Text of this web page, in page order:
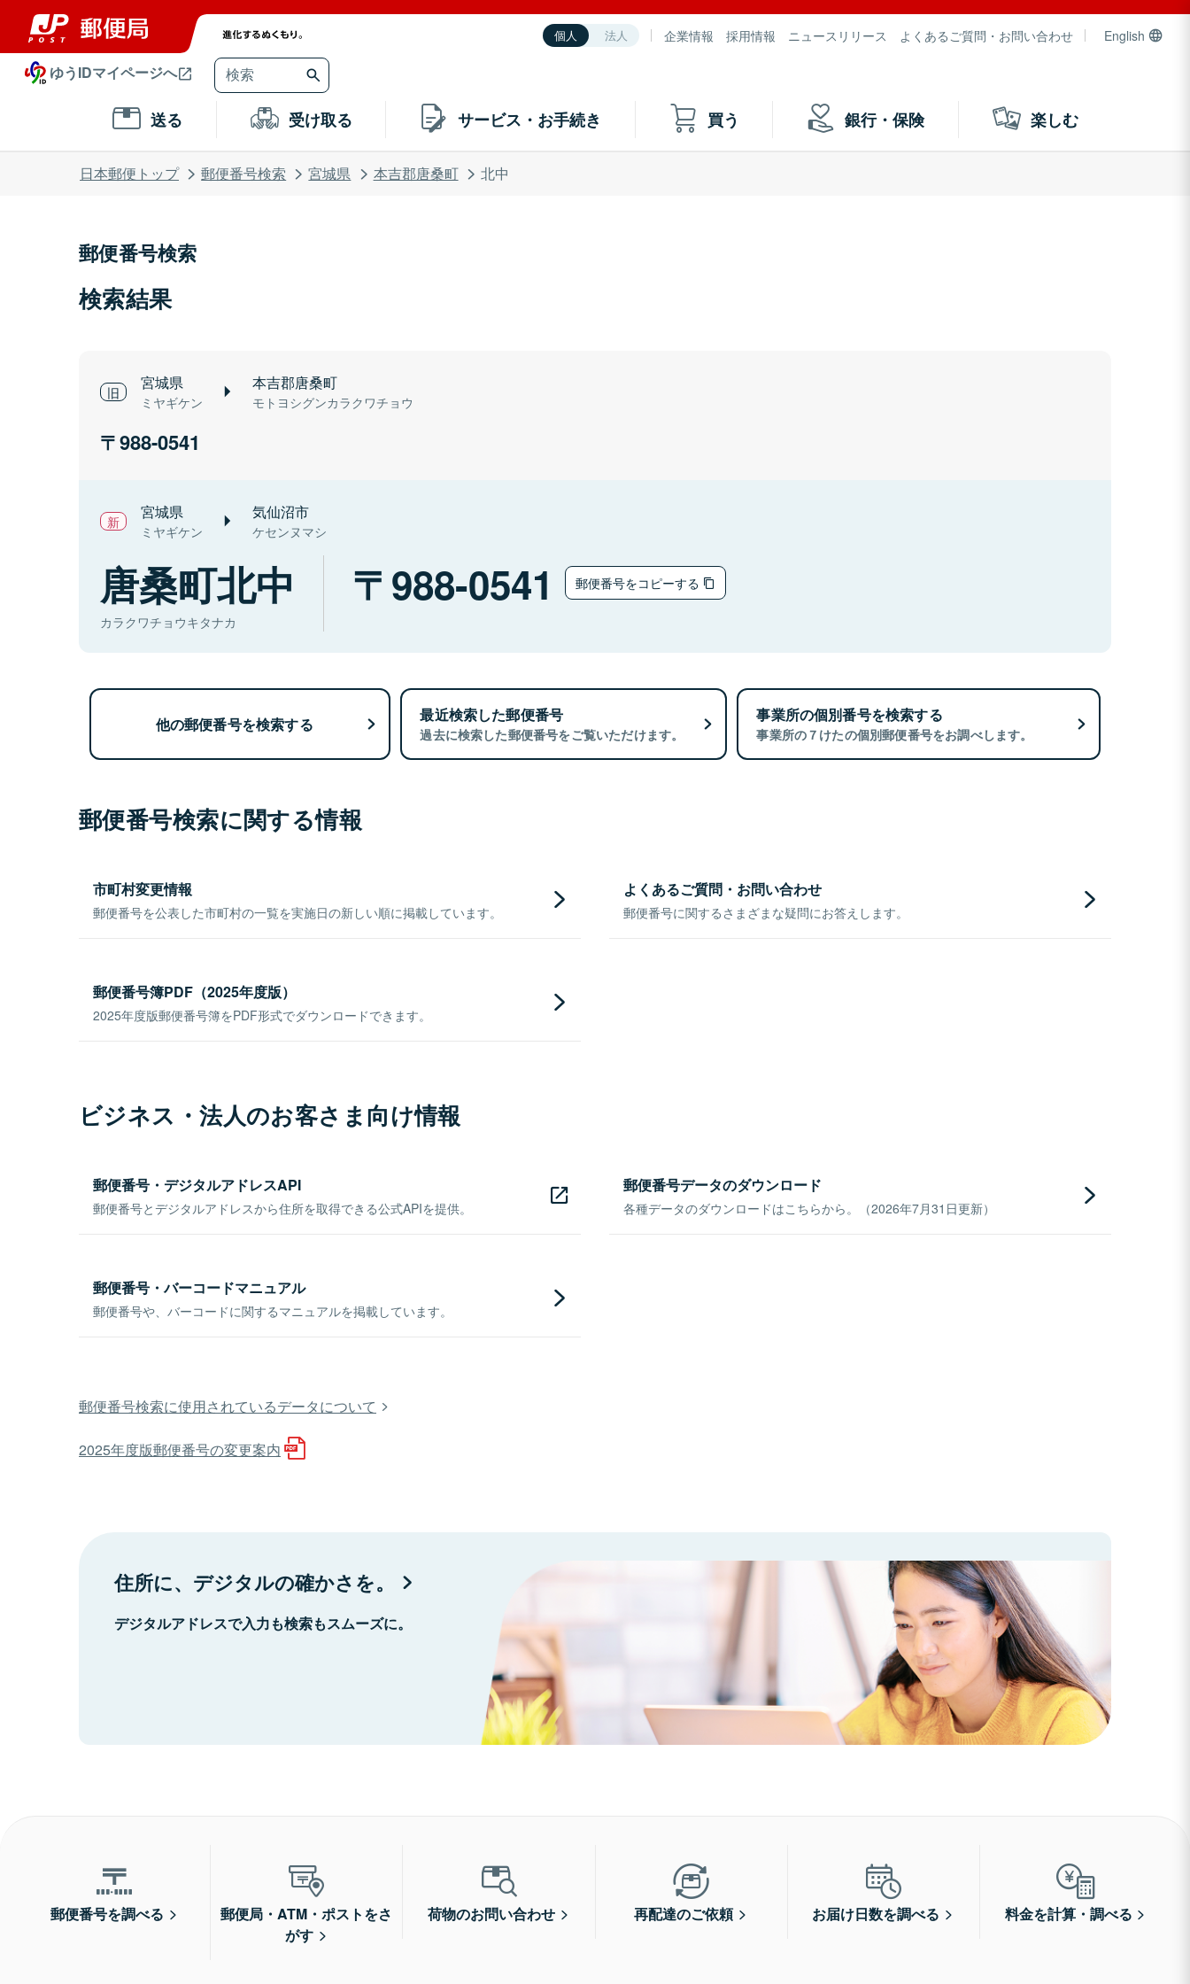
個人 法人 企業情報 採用情報 ニュースリリース よくあるご質問・お問い合わせ English
ゆうIDマイページへ
送る 受け取る サービス・お手続き 買う 銀行・保険 楽しむ
日本郵便トップ 郵便番号検索 宮城県 本吉郡唐桑町 北中
郵便番号検索
検索結果
宮城県
ミヤギケン
本吉郡唐桑町
モトヨシグンカラクワチョウ
988-0541
宮城県
ミヤギケン
気仙沼市
ケセンヌマシ
唐桑町北中
カラクワチョウキタナカ
988-0541 郵便番号をコピーする
他の郵便番号を検索する 最近検索した郵便番号
過去に検索した郵便番号をご覧いただけます。
事業所の個別番号を検索する
事業所の７けたの個別郵便番号をお調べします。
郵便番号検索に関する情報
市町村変更情報
郵便番号を公表した市町村の一覧を実施日の新しい順に掲載しています。
よくあるご質問・お問い合わせ
郵便番号に関するさまざまな疑問にお答えします。
郵便番号簿PDF（2025年度版）
2025年度版郵便番号簿をPDF形式でダウンロードできます。
ビジネス・法人のお客さま向け情報
郵便番号・デジタルアドレスAPI
郵便番号とデジタルアドレスから住所を取得できる公式APIを提供。
郵便番号データのダウンロード
各種データのダウンロードはこちらから。（2026年7月31日更新）
郵便番号・バーコードマニュアル
郵便番号や、バーコードに関するマニュアルを掲載しています。
郵便番号検索に使用されているデータについて
2025年度版郵便番号の変更案内
住所に、デジタルの確かさを。
デジタルアドレスで入力も検索もスムーズに。
郵便番号を調べる
郵便局・ATM・ポストをさ
がす
荷物のお問い合わせ 再配達のご依頼 お届け日数を調べる 料金を計算・調べる